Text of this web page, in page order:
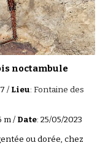
noctambule
7 / Lieu:Fontaine des
m / Date: 25/05/2023
ou dorée, chez